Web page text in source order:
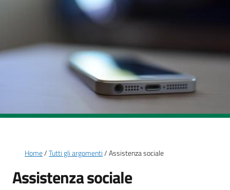
Briciole di pane
Home Tutti gli argomenti Assistenza sociale
Assistenza sociale